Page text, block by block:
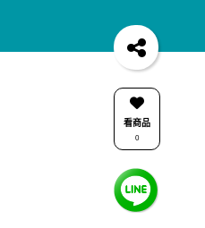
看商品
0